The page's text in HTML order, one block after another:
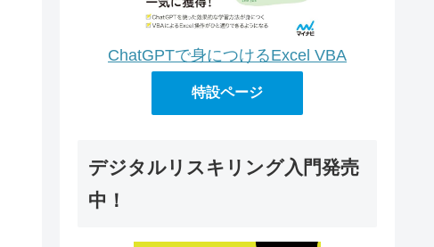
ChatGPTで身につけるExcel VBA
特設ページ
デジタルリスキリング入門発売
中！